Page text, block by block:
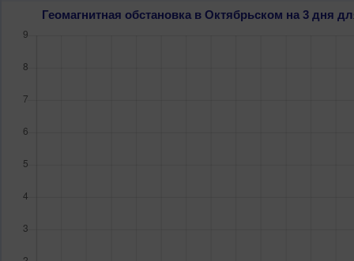
Геомагнитная обстановка в Октябрьском на 3 дня